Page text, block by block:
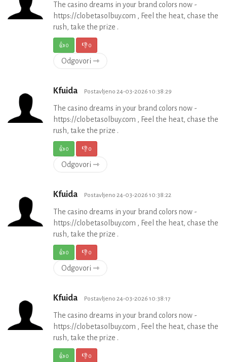
The casino dreams in your brand colors now -
https://clobetasolbuy.com , Feel the heat, chase the
rush, take the prize .
👍0 👎0
Odgovori ⇾
Kfuida Postavljeno 24-03-2026 10:38:29
The casino dreams in your brand colors now -
https://clobetasolbuy.com , Feel the heat, chase the
rush, take the prize .
👍0 👎0
Odgovori ⇾
Kfuida Postavljeno 24-03-2026 10:38:22
The casino dreams in your brand colors now -
https://clobetasolbuy.com , Feel the heat, chase the
rush, take the prize .
👍0 👎0
Odgovori ⇾
Kfuida Postavljeno 24-03-2026 10:38:17
The casino dreams in your brand colors now -
https://clobetasolbuy.com , Feel the heat, chase the
rush, take the prize .
👍0 👎0